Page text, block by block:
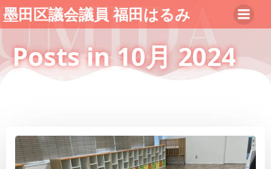
コ
ン
ン
ツ
プ
墨田区議会議員 福田はるみ
Posts in 10月 2024